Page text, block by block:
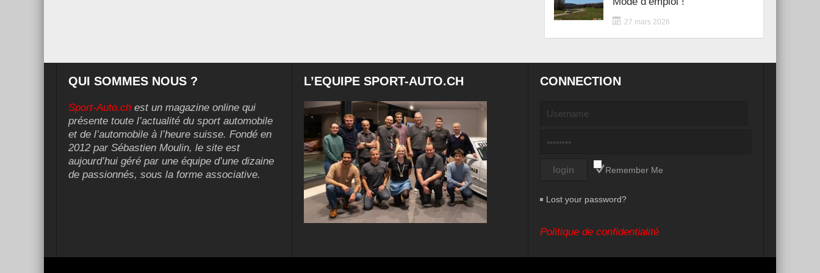
27 mars 2026
QUI SOMMES NOUS ?
Sport-Auto.ch est un magazine online qui
présente toute l’actualité du sport automobile
et de l’automobile à l’heure suisse. Fondé en
2012 par Sébastien Moulin, le site est
aujourd’hui géré par une équipe d’une dizaine
de passionnés, sous la forme associative.
L’EQUIPE SPORT-AUTO.CH CONNECTION
Remember Me
Lost your password?
Politique de confidentialité